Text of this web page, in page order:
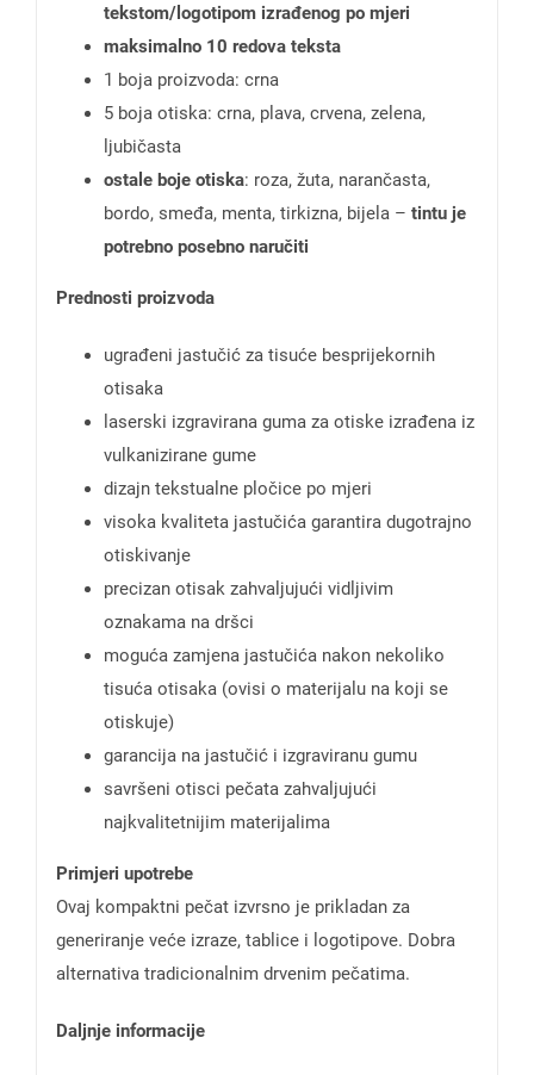
tekstom/logotipom izrađenog po mjeri
maksimalno 10 redova teksta
1 boja proizvoda: crna
5 boja otiska: crna, plava, crvena, zelena,
ljubičasta
ostale boje otiska: roza, žuta, narančasta,
bordo, smeđa, menta, tirkizna, bijela – tintu je
potrebno posebno naručiti
Prednosti proizvoda
ugrađeni jastučić za tisuće besprijekornih
otisaka
laserski izgravirana guma za otiske izrađena iz
vulkanizirane gume
dizajn tekstualne pločice po mjeri
visoka kvaliteta jastučića garantira dugotrajno
otiskivanje
precizan otisak zahvaljujući vidljivim
oznakama na dršci
moguća zamjena jastučića nakon nekoliko
tisuća otisaka (ovisi o materijalu na koji se
otiskuje)
garancija na jastučić i izgraviranu gumu
savršeni otisci pečata zahvaljujući
najkvalitetnijim materijalima
Primjeri upotrebe
Ovaj kompaktni pečat izvrsno je prikladan za
generiranje veće izraze, tablice i logotipove. Dobra
alternativa tradicionalnim drvenim pečatima.
Daljnje informacije